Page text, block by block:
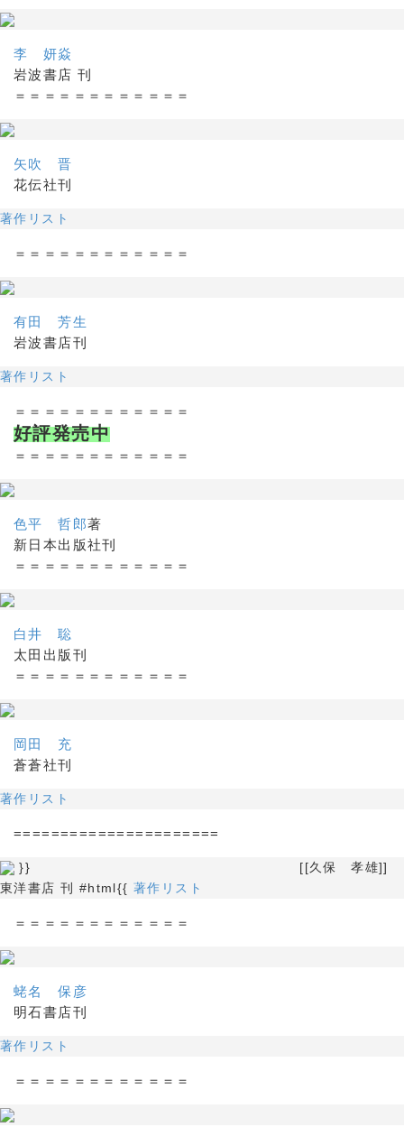
李 妍焱
岩波書店 刊
＝＝＝＝＝＝＝＝＝＝＝＝
矢吹 晋
花伝社刊
著作リスト
＝＝＝＝＝＝＝＝＝＝＝＝
有田 芳生
岩波書店刊
著作リスト
＝＝＝＝＝＝＝＝＝＝＝＝
好評発売中
＝＝＝＝＝＝＝＝＝＝＝＝
色平 哲郎著
新日本出版社刊
＝＝＝＝＝＝＝＝＝＝＝＝
白井 聡
太田出版刊
＝＝＝＝＝＝＝＝＝＝＝＝
岡田 充
蒼蒼社刊
著作リスト
======================
}} [[久保 孝雄]]
東洋書店 刊 #html{{ 著作リスト
＝＝＝＝＝＝＝＝＝＝＝＝
蛯名 保彦
明石書店刊
著作リスト
＝＝＝＝＝＝＝＝＝＝＝＝